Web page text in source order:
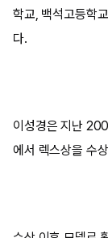
학교, 백석고등학
다.
이성경은 지난
에서 렉스상을 수